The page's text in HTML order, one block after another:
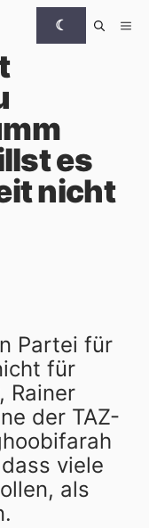
☾
es
nicht
Partei für
für
Rainer
der TAZ-
viele
als